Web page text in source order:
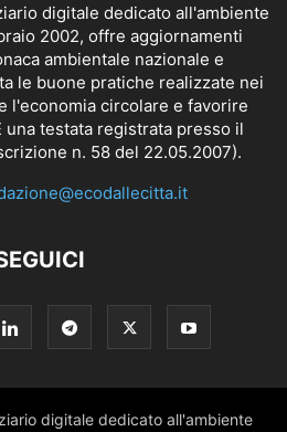
digitale dedicato all'ambiente
2002, offre aggiornamenti
ambientale nazionale e
le buone pratiche realizzate nei
l'economia circolare e favorire
una testata registrata presso il
n. 58 del 22.05.2007).
digitale dedicato all'ambiente